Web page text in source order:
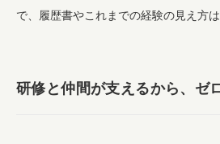
で、履歴書やこれまでの経験の見え方
研修と仲間が支えるから、ゼ